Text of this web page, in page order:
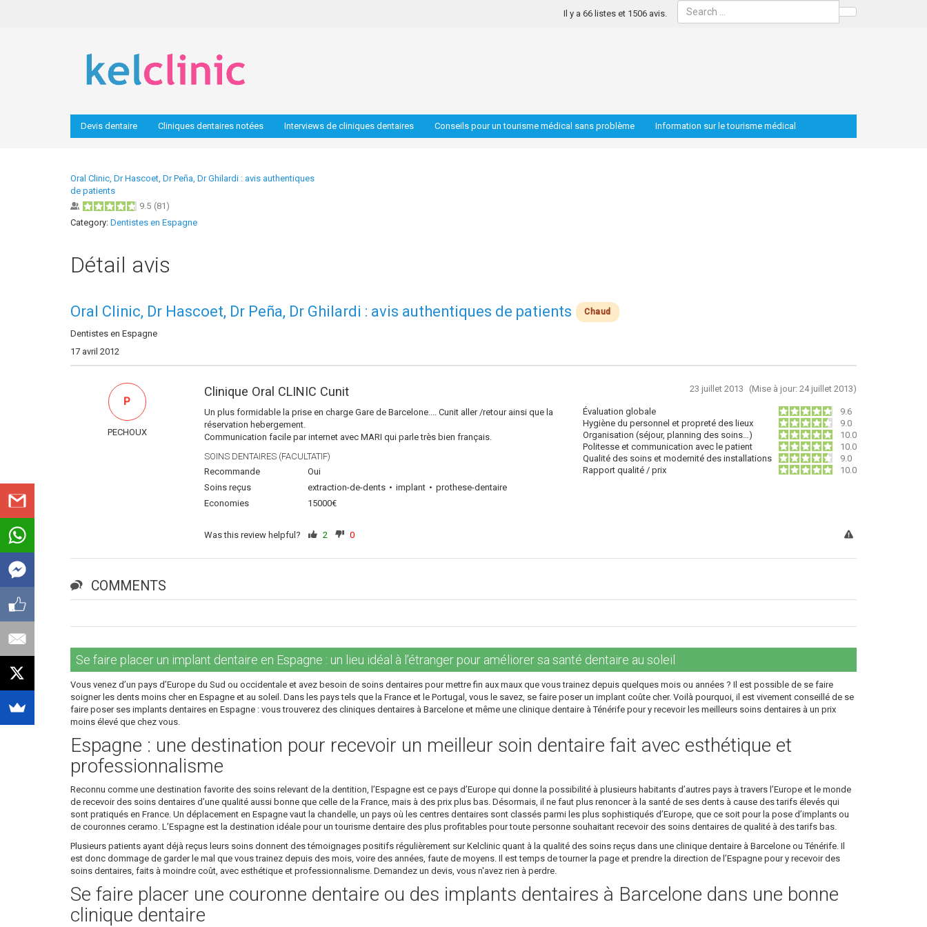
Search
Il y a 66 listes et 1506 avis.
Devis dentaire Cliniques dentaires notées Interviews de cliniques dentaires Conseils pour un tourisme médical sans problème Information sur le tourisme médical
Oral Clinic, Dr Hascoet, Dr Peña, Dr Ghilardi : avis authentiques
de patients
9.5 (81 )
Category: Dentistes en Espagne
Détail avis
Oral Clinic, Dr Hascoet, Dr Peña, Dr Ghilardi : avis authentiques de patients Chaud
Dentistes en Espagne
17 avril 2012
Clinique Oral CLINIC Cunit 23 juillet 2013 (Mise à jour: 24 juillet 2013)
Évaluation globale
9.6
Hygiène du personnel et propreté des lieux
9.0
Organisation (séjour, planning des soins…)
10.0
Politesse et communication avec le patient
10.0
Qualité des soins et modernité des installations
9.0
Rapport qualité / prix
10.0
Un plus formidable la prise en charge Gare de Barcelone.... Cunit aller /retour ainsi que la
réservation hebergement.
Communication facile par internet avec MARI qui parle très bien français.
SOINS DENTAIRES (FACULTATIF)
Recommande
Oui
Soins reçus
extraction-de-dents implant
prothese-dentaire
Economies
15000€
P
PECHOUX
Was this review helpful? 2 0
COMMENTS
Se faire placer un implant dentaire en Espagne : un lieu idéal à l’étranger pour améliorer sa santé dentaire au soleil
Vous venez d’un pays d’Europe du Sud ou occidentale et avez besoin de soins dentaires pour mettre fin aux maux que vous trainez depuis quelques mois ou années ? Il est possible de se faire
soigner les dents moins cher en Espagne et au soleil. Dans les pays tels que la France et le Portugal, vous le savez, se faire poser un implant coûte cher. Voilà pourquoi, il est vivement conseillé de se
faire poser ses implants dentaires en Espagne : vous trouverez des cliniques dentaires à Barcelone et même une clinique dentaire à Ténérife pour y recevoir les meilleurs soins dentaires à un prix
moins élevé que chez vous.
Espagne : une destination pour recevoir un meilleur soin dentaire fait avec esthétique et
professionnalisme
Reconnu comme une destination favorite des soins relevant de la dentition, l’Espagne est ce pays d’Europe qui donne la possibilité à plusieurs habitants d’autres pays à travers l’Europe et le monde
de recevoir des soins dentaires d’une qualité aussi bonne que celle de la France, mais à des prix plus bas. Désormais, il ne faut plus renoncer à la santé de ses dents à cause des tarifs élevés qui
sont pratiqués en France. Un déplacement en Espagne vaut la chandelle, un pays où les centres dentaires sont classés parmi les plus sophistiqués d’Europe, que ce soit pour la pose d’implants ou
de couronnes ceramo. L’Espagne est la destination idéale pour un tourisme dentaire des plus profitables pour toute personne souhaitant recevoir des soins dentaires de qualité à des tarifs bas.
Plusieurs patients ayant déjà reçus leurs soins donnent des témoignages positifs régulièrement sur Kelclinic quant à la qualité des soins reçus dans une clinique dentaire à Barcelone ou Ténérife. Il
est donc dommage de garder le mal que vous trainez depuis des mois, voire des années, faute de moyens. Il est temps de tourner la page et prendre la direction de l’Espagne pour y recevoir des
soins dentaires, faits à moindre coût, avec esthétique et professionnalisme. Demandez un devis, vous n'avez rien à perdre.
Se faire placer une couronne dentaire ou des implants dentaires à Barcelone dans une bonne
clinique dentaire